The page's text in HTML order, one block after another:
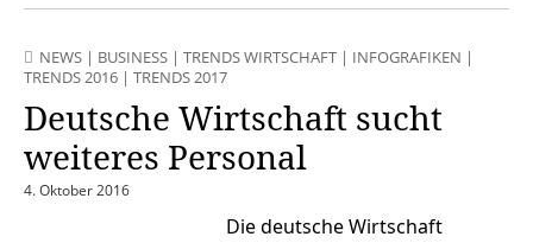
NEWS | BUSINESS | TRENDS WIRTSCHAFT | INFOGRAFIKEN |
TRENDS 2016 | TRENDS 2017
Deutsche Wirtschaft sucht
weiteres Personal
4. Oktober 2016
Die deutsche Wirtschaft